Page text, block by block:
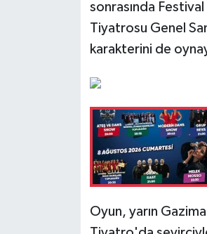
sonrasında
Tiyatrosu Genel
karakterini de
Oyun, yarın